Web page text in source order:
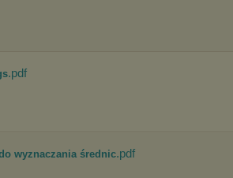
.pdf
wyznaczania średnic.pdf